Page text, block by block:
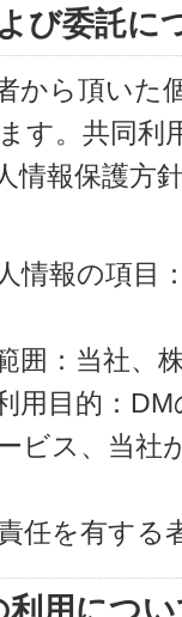
び委託に
から頂いた
す。共同利
情報保護方
情報の項目
囲：当社、
用目的：
ビス、当社
任を有する
用につ